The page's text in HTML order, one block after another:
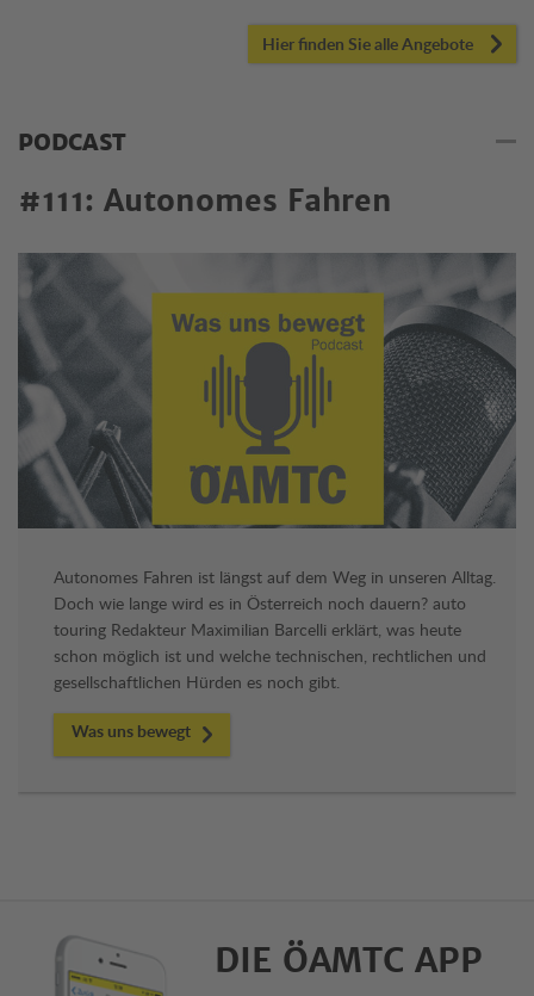
Hier finden Sie alle Angebote
PODCAST
#111: Autonomes Fahren
Autonomes Fahren ist längst auf dem Weg in unseren Alltag.
Doch wie lange wird es in Österreich noch dauern? auto
touring Redakteur Maximilian Barcelli erklärt, was heute
schon möglich ist und welche technischen, rechtlichen und
gesellschaftlichen Hürden es noch gibt.
Was uns bewegt
DIE ÖAMTC APP